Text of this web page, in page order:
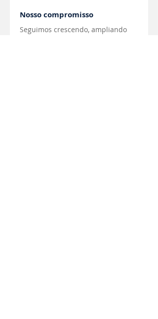
Nosso compromisso
Seguimos crescendo, ampliando